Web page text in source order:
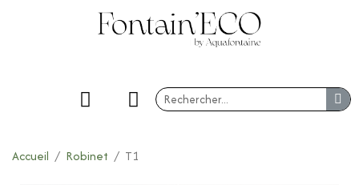
Accueil Robinet T1